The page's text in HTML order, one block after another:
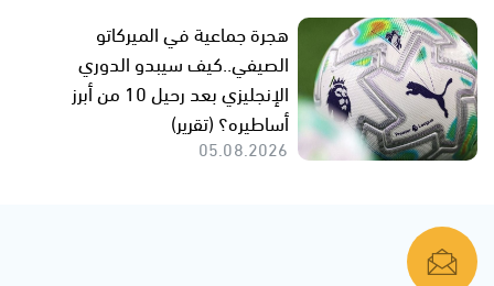
هجرة جماعية في الميركاتو
الصيفي..كيف سيبدو الدوري
الإنجليزي بعد رحيل 10 من أبرز
أساطيره؟ (تقرير)
05.08.2026